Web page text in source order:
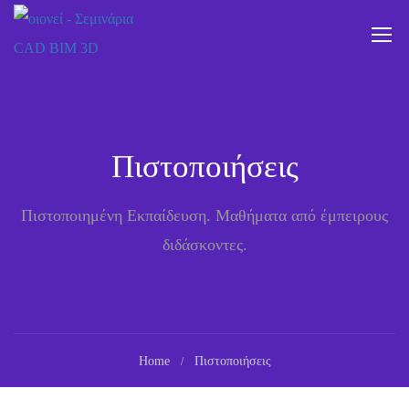
Πιστοποιήσεις
Πιστοποιημένη Εκπαίδευση. Μαθήματα από έμπειρους
διδάσκοντες.
Home Πιστοποιήσεις